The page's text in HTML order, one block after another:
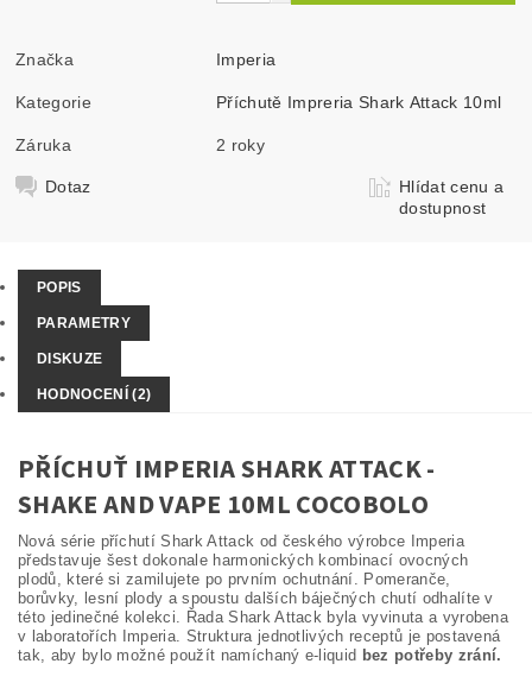
Značka Imperia
Kategorie Příchutě Impreria Shark Attack 10ml
Záruka 2 roky
Dotaz
Hlídat cenu a
dostupnost
POPIS
PARAMETRY
DISKUZE
HODNOCENÍ (2)
PŘÍCHUŤ IMPERIA SHARK ATTACK -
SHAKE AND VAPE 10ML COCOBOLO
Nová série příchutí Shark Attack od českého výrobce Imperia
představuje šest dokonale harmonických kombinací ovocných
plodů, které si zamilujete po prvním ochutnání. Pomeranče,
borůvky, lesní plody a spoustu dalších báječných chutí odhalíte v
této jedinečné kolekci. Řada Shark Attack byla vyvinuta a vyrobena
v laboratořích Imperia. Struktura jednotlivých receptů je postavená
tak, aby bylo možné použít namíchaný e-liquid bez potřeby zrání.